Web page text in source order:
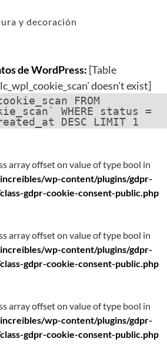
y decoración
de WordPress: [Table
doesn't exist]
FROM
WHERE status =
DESC LIMIT 1
array offset on value of type bool in
wp-content/plugins/gdpr-
gdpr-cookie-consent-public.php
array offset on value of type bool in
wp-content/plugins/gdpr-
gdpr-cookie-consent-public.php
array offset on value of type bool in
wp-content/plugins/gdpr-
gdpr-cookie-consent-public.php